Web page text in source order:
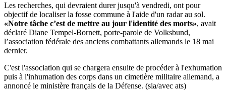
Les recherches, qui devraient durer jusqu'à vendredi, ont pour
objectif de localiser la fosse commune à l'aide d'un radar au sol.
«Notre tâche c’est de mettre au jour l'identité des morts», avait
déclaré Diane Tempel-Bornett, porte-parole de Volksbund,
l’association fédérale des anciens combattants allemands le 18 mai
dernier.
C'est l'association qui se chargera ensuite de procéder à l'exhumation
puis à l'inhumation des corps dans un cimetière militaire allemand, a
annoncé le ministère français de la Défense. (sia/avec ats)